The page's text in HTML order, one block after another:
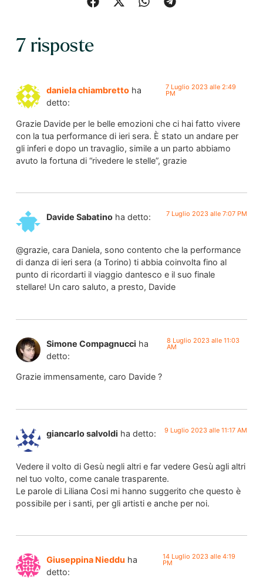
7 risposte
daniela chiambretto ha
detto:
7 Luglio 2023 alle 2:49
PM
Grazie Davide per le belle emozioni che ci hai fatto vivere
con la tua performance di ieri sera. È stato un andare per
gli inferi e dopo un travaglio, simile a un parto abbiamo
avuto la fortuna di “rivedere le stelle”, grazie
Davide Sabatino ha detto: 7 Luglio 2023 alle 7:07 PM
@grazie, cara Daniela, sono contento che la performance
di danza di ieri sera (a Torino) ti abbia coinvolta fino al
punto di ricordarti il viaggio dantesco e il suo finale
stellare! Un caro saluto, a presto, Davide
Simone Compagnucci ha
detto:
8 Luglio 2023 alle 11:03
AM
Grazie immensamente, caro Davide ?
giancarlo salvoldi ha detto: 9 Luglio 2023 alle 11:17 AM
Vedere il volto di Gesù negli altri e far vedere Gesù agli altri
nel tuo volto, come canale trasparente.
Le parole di Liliana Cosi mi hanno suggerito che questo è
possibile per i santi, per gli artisti e anche per noi.
Giuseppina Nieddu ha
detto:
14 Luglio 2023 alle 4:19
PM